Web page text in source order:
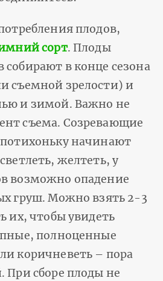
плодов,
сорт. Плоды
в конце сезона
съемной зрелости) и
и зимой. Важно не
съема. Созревающие
начинают
желтеть, у
возможно опадение
груш. Можно взять 2-3
их, чтобы увидеть
полноценные
коричневеть – пора
При сборе плоды не